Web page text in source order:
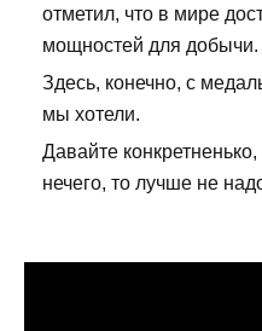
отметил, что в мире
мощностей для добычи.
Здесь, конечно, с
мы хотели.
Давайте
нечего, то лучше не